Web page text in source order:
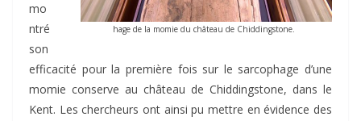
hage de la momie du château de Chiddingstone.
mo
ntré
son
efficacité pour la première fois sur le sarcophage d’une
momie conserve au château de Chiddingstone, dans le
Kent. Les chercheurs ont ainsi pu mettre en évidence des